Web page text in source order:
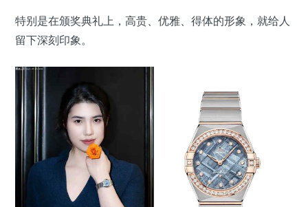
特别是在颁奖典礼上，高贵、优雅、得体的形象，就给人
留下深刻印象。